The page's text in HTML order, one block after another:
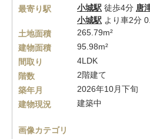
最寄り駅
小城駅 徒歩4分 唐
小城駅 より車2分
土地面積
265.79m²
建物面積
95.98m²
間取り
4LDK
階数
2階建て
築年月
2026年10月下旬
建物現況
建築中
画像カテゴリ